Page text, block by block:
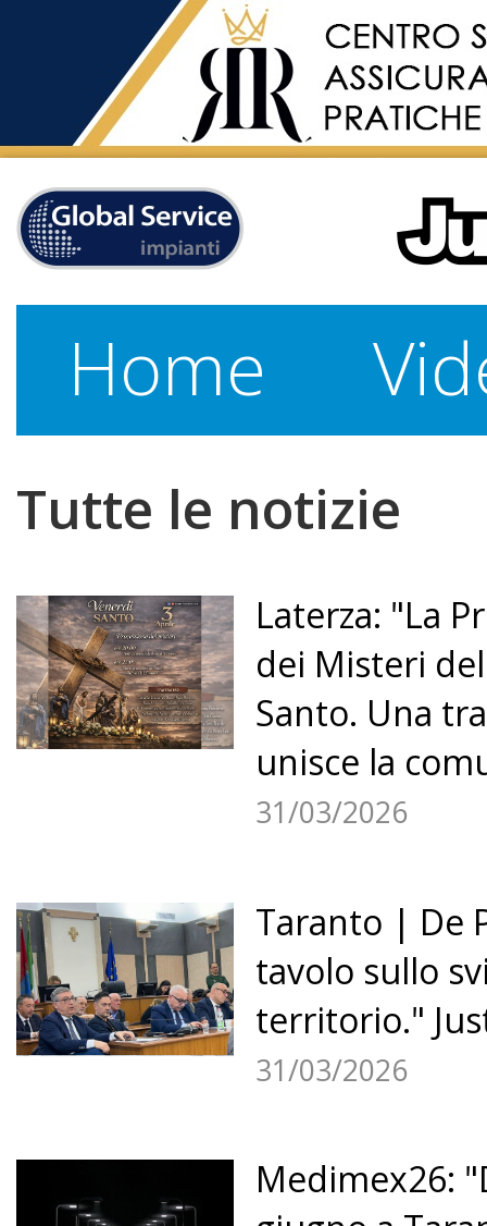
Home
Tutte le notizie
Laterza: "La
dei Misteri
Santo. Una
unisce la
31/03/2026
Taranto | De
tavolo sullo
territorio."
31/03/2026
Medimex26: